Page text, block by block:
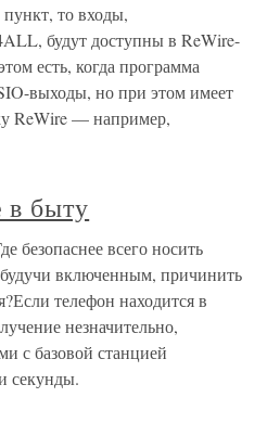
то входы,
будут доступны в ReWire-
есть, когда программа
выходы, но при этом имеет
ReWire — например,
в быту
безопаснее всего носить
включенным, причинить
телефон находится в
незначительно,
с базовой станцией
секунды.